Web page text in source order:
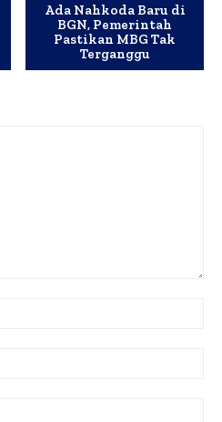
Ada Nahkoda Baru di
BGN, Pemerintah
Pastikan MBG Tak
Terganggu